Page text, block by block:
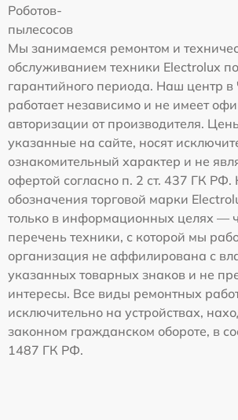
Роботов-
пылесосов
Мы занимаемся ремонтом и
обслуживанием техники Electrolux
гарантийного периода. Наш центр в
работает независимо и не имеет
авторизации от производителя.
указанные на сайте, носят
ознакомительный характер и не
офертой согласно п. 2 ст. 437 ГК РФ.
обозначения торговой марки
только в информационных целях —
перечень техники, с которой мы
организация не аффилирована с
указанных товарных знаков и не
интересы. Все виды ремонтных
исключительно на устройствах,
законном гражданском обороте, в
1487 ГК РФ.